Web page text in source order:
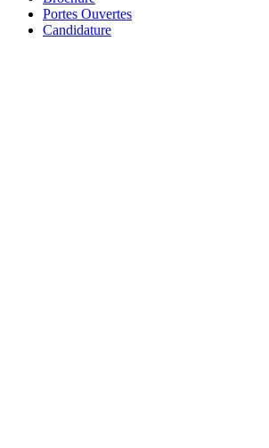
Portes Ouvertes
Candidature